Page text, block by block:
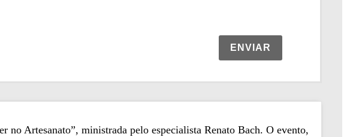
ENVIAR
no Artesanato”, ministrada pelo especialista Renato Bach. O evento,